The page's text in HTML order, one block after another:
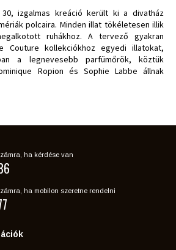
izgalmas kreáció került ki a divatház
polcaira. Minden illat tökéletesen illik
ruhákhoz. A tervező gyakran
Couture kollekciókhoz egyedi illatokat,
a legnevesebb parfümőrök, köztük
Ropion és Sophie Labbe állnak
ha kérdése van
ha mobilon szeretne rendelni